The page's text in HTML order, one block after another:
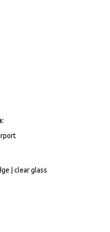
| clear glass